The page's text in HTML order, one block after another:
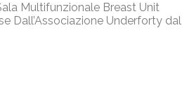
Multifunzionale Breast Unit
Dall’Associazione Underforty dal